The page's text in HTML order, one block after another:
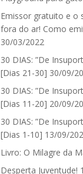
Emissor gratuito e o
fora do ar! Como
30/03/2022
30 DIAS: ”De
[Dias 21-30] 30/09/
30 DIAS: ”De
[Dias 11-20] 20/09/
30 DIAS: ”De
[Dias 1-10] 13/09/
Livro: O Milagre da
Desperta Juventude!